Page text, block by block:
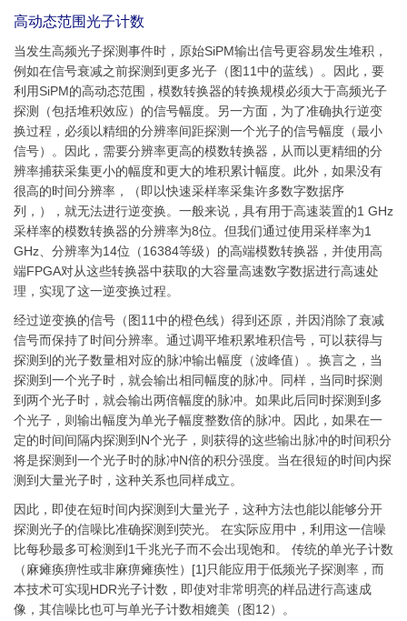
高动态范围光子计数
当发生高频光子探测事件时，原始SiPM输出信号更容易发生堆积，
例如在信号衰减之前探测到更多光子（图11中的蓝线）。因此，要
利用SiPM的高动态范围，模数转换器的转换规模必须大于高频光子
探测（包括堆积效应）的信号幅度。另一方面，为了准确执行逆变
换过程，必须以精细的分辨率间距探测一个光子的信号幅度（最小
信号）。因此，需要分辨率更高的模数转换器，从而以更精细的分
辨率捕获采集更小的幅度和更大的堆积累计幅度。此外，如果没有
很高的时间分辨率，（即以快速采样率采集许多数字数据序
列，），就无法进行逆变换。一般来说，具有用于高速装置的1 GHz
采样率的模数转换器的分辨率为8位。但我们通过使用采样率为1
GHz、分辨率为14位（16384等级）的高端模数转换器，并使用高
端FPGA对从这些转换器中获取的大容量高速数字数据进行高速处
理，实现了这一逆变换过程。
经过逆变换的信号（图11中的橙色线）得到还原，并因消除了衰减
信号而保持了时间分辨率。通过调平堆积累堆积信号，可以获得与
探测到的光子数量相对应的脉冲输出幅度（波峰值）。换言之，当
探测到一个光子时，就会输出相同幅度的脉冲。同样，当同时探测
到两个光子时，就会输出两倍幅度的脉冲。如果此后同时探测到多
个光子，则输出幅度为单光子幅度整数倍的脉冲。因此，如果在一
定的时间间隔内探测到N个光子，则获得的这些输出脉冲的时间积分
将是探测到一个光子时的脉冲N倍的积分强度。当在很短的时间内探
测到大量光子时，这种关系也同样成立。
因此，即使在短时间内探测到大量光子，这种方法也能以能够分开
探测光子的信噪比准确探测到荧光。 在实际应用中，利用这一信噪
比每秒最多可检测到1千兆光子而不会出现饱和。 传统的单光子计数
（麻瘫痪痹性或非麻痹瘫痪性）[1]只能应用于低频光子探测率，而
本技术可实现HDR光子计数，即使对非常明亮的样品进行高速成
像，其信噪比也可与单光子计数相媲美（图12）。